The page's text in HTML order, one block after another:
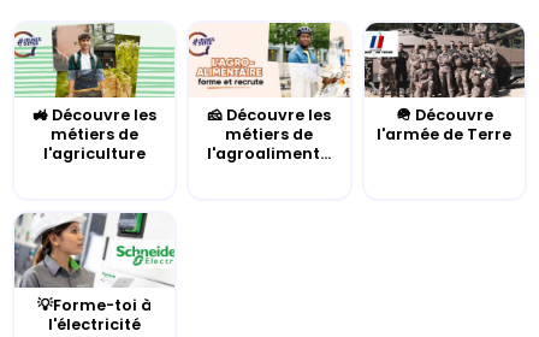
🚜 Découvre les
métiers de
l'agriculture
🧀 Découvre les
métiers de
l'agroaliment...
🪖 Découvre
l'armée de Terre
💡Forme-toi à
l'électricité